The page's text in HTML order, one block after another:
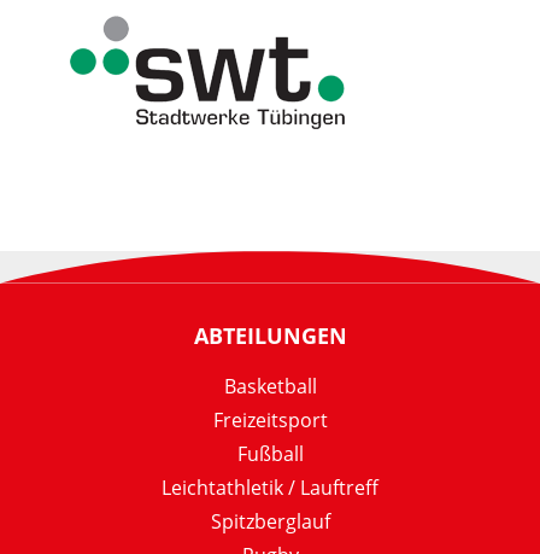
ABTEILUNGEN
Basketball
Freizeitsport
Fußball
Leichtathletik / Lauftreff
Spitzberglauf